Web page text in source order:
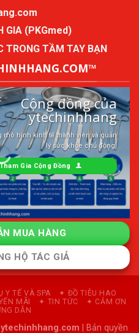
GIA (PKGmed)
TRONG TẦM TAY BẠN
Cộng đồng của
ytechinhhang
mô hình kinh tế thành viên và quản
lý sức khỏe chủ động.
Tham Gia Cộng Đồng
MUA HÀNG
HỘ TÁC GIẢ
Y TẾ VÀ SPA
✦ ĐỒ TIÊU HAO
MÃI ✦ TIN TỨC
✦ CẢM ƠN
DẪN
| Bản quyền